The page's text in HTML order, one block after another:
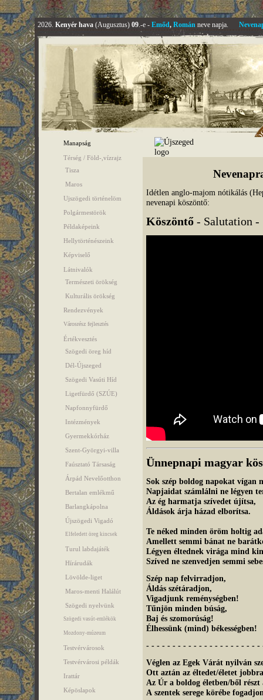
2026. Kenyér hava (Augusztus) 09.-e - Emőd, Románneve napja.
Manapság
Térség / Föld-,vízrajz
Tisza
Maros
Ujszögedi történelöm
Polgármestörök
Példaképeink
Hellytörténészeink
Képviselő
Látnivalók
Természeti örökség
Kulturális örökség
Rendezvények
Városrész fejlesztés
Értékvesztés
Szögedi öreg híd
Dél-Újszeged
Szögedi Vasúti Híd
Ligetfürdő (SZÚE)
Napfonnyfürdő
Intézmények
Gyermekkórház
Szent-Györgyi-villa
Faúsztató Társaság
Árpád Nevelőotthon
Bertalan emlékmű
Barlangkápolna
Újszögedi Vigadó
Elfeledett öreg kincsek
Turul labdajáték
Hírárudák
Lövölde-liget
Maros-menti Halálút
Szögedi nyelvünk
Szögedi vasút-emlékök
Mozdony-múzeum
Testvérvárosok
Testvérvárosi példák
Irattár
Képöslapok
Idétlen anglo-majom nótikálás
nevenapi köszöntő:
Köszöntő- Salutation -
Ünnepnapi magyar
Sok szép boldog napokat vígan
Napjaidat számlálni ne légyen
Az ég harmatja szívedet újítsa,
Áldások árja házad elborítsa.
Te néked minden öröm holtig
Amellett semmi bánat ne
Légyen éltednek virága mind
Szíved ne szenvedjen semmi
Szép nap felvirradjon,
Áldás szétáradjon,
Vigadjunk reménységben!
Tűnjön minden búság,
Baj és szomorúság!
Élhessünk (mind) békességben!
- - - - - - - - - - - - - - - - - - - - - -
Véglen az Egek Várát nyilván
Ott aztán az éltedet/életet
Az Úr a boldog életben/ből
A szentek serege körébe